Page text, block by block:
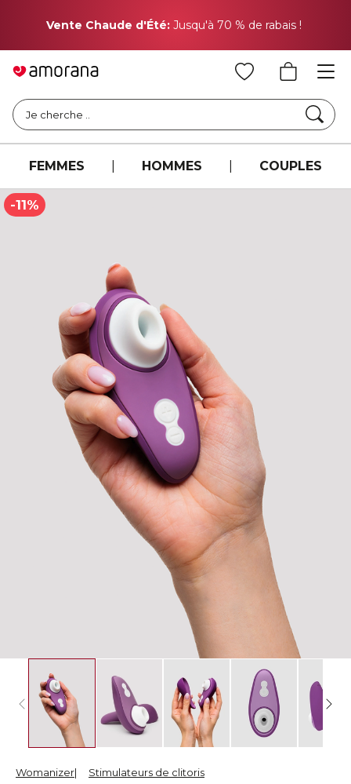
Vente Chaude d'Été: Jusqu'à 70 % de rabais !
Je cherche ..
FEMMES HOMMES COUPLES
-11%
Womanizer Stimulateurs de clitoris